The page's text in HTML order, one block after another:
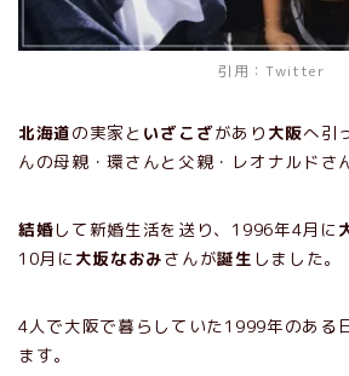
引用： Twitter
北海道の実家と いざこざがあり 大阪へ引
んの母親・環さんと父親・レオナルドさ
結婚して新婚生活を送り、1996年4月に
10月に 大坂なおみさんが誕生 しました。
4人で大阪で暮らしていた1999年のある
ます。